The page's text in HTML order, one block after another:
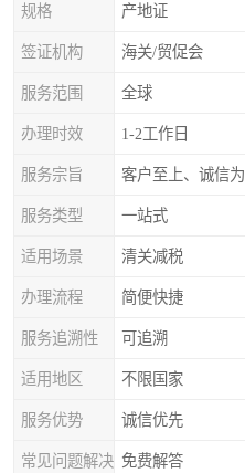
规格 产地证
签证机构 海关/贸促会
服务范围 全球
办理时效 1-2工作日
服务宗旨 客户至上、诚信
服务类型 一站式
适用场景 清关减税
办理流程 简便快捷
服务追溯性 可追溯
适用地区 不限国家
服务优势 诚信优先
常见问题解决 免费解答